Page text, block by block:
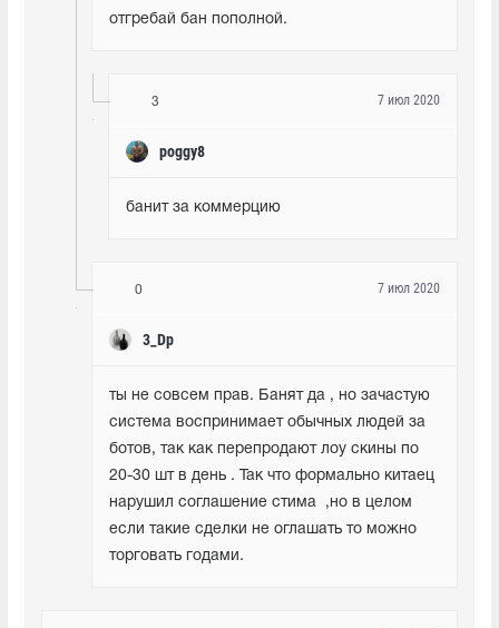
отгребай бан пополной.
3
poggy8
7 июл 2020
банит за коммерцию
0
3_Dp
7 июл 2020
ты не совсем прав. Банят да , но зачастую
система воспринимает обычных людей за
ботов, так как перепродают лоу скины по
20-30 шт в день . Так что формально китаец
нарушил соглашение стима  ,но в целом
если такие сделки не оглашать то можно
торговать годами.